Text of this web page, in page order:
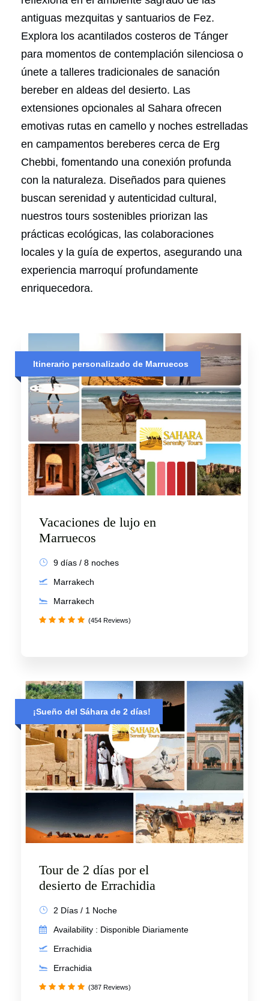
antiguas mezquitas y santuarios de Fez.
Explora los acantilados costeros de Tánger
para momentos de contemplación silenciosa o
únete a talleres tradicionales de sanación
bereber en aldeas del desierto. Las
extensiones opcionales al Sahara ofrecen
emotivas rutas en camello y noches estrelladas
en campamentos bereberes cerca de Erg
Chebbi, fomentando una conexión profunda
con la naturaleza. Diseñados para quienes
buscan serenidad y autenticidad cultural,
nuestros tours sostenibles priorizan las
prácticas ecológicas, las colaboraciones
locales y la guía de expertos, asegurando una
experiencia marroquí profundamente
enriquecedora.
Itinerario personalizado de Marruecos
Vacaciones de lujo en
Marruecos
9 días / 8 noches
Marrakech
Marrakech
(454 Reviews)
¡Sueño del Sáhara de 2 días!
Tour de 2 días por el
desierto de Errachidia
2 Días / 1 Noche
Availability : Disponible Diariamente
Errachidia
Errachidia
(387 Reviews)